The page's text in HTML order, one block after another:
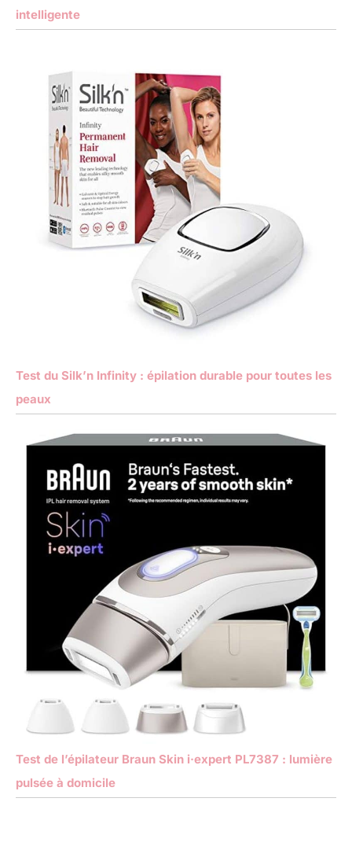
intelligente
Test du Silk’n Infinity : épilation durable pour toutes les
peaux
Test de l’épilateur Braun Skin i·expert PL7387 : lumière
pulsée à domicile